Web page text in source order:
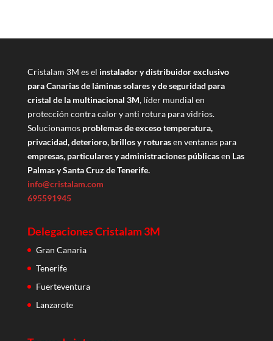
Cristalam 3M es el instalador y distribuidor exclusivo
para Canarias de láminas solares y de seguridad para
cristal de la multinacional 3M, líder mundial en
protección contra calor y anti rotura para vidrios.
Solucionamos problemas de exceso temperatura,
privacidad, deterioro, brillos y roturasen ventanas para
empresas, particulares y administraciones públicasen Las
Palmas y Santa Cruz de Tenerife.
info@cristalam.com
695591945
Delegaciones Cristalam 3M
Gran Canaria
Tenerife
Fuerteventura
Lanzarote